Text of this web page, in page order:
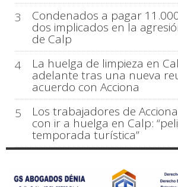
3
Condenados a pagar
dos implicados en la
de Calp
4
La huelga de limpieza en
adelante tras una nueva
acuerdo con Acciona
5
Los trabajadores de
con ir a huelga en Calp:
temporada turística”